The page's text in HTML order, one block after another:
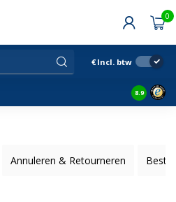
0
€ Incl. btw
8.9
Annuleren & Retourneren